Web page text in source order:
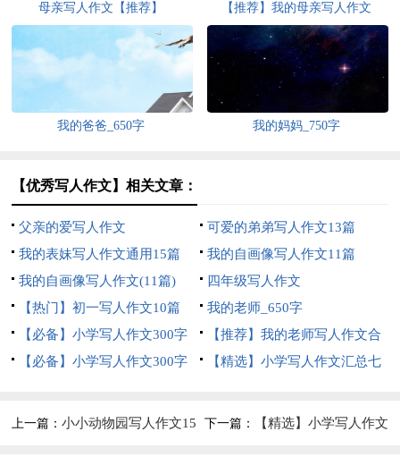
母亲写人作文【推荐】 【推荐】我的母亲写人作文
我的爸爸_650字 我的妈妈_750字
【优秀写人作文】相关文章：
父亲的爱写人作文
可爱的弟弟写人作文13篇
我的表妹写人作文通用15篇
我的自画像写人作文11篇
我的自画像写人作文(11篇)
四年级写人作文
【热门】初一写人作文10篇
我的老师_650字
【必备】小学写人作文300字
10篇
【推荐】我的老师写人作文合
集5篇
【必备】小学写人作文300字
【精选】小学写人作文汇总七
上一篇：小小动物园写人作文15 下一篇： 【精选】小学写人作文